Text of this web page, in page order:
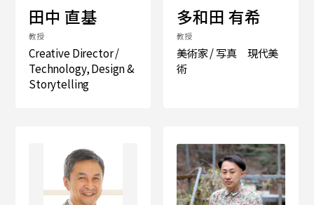
田中 直基
教授
Creative Director /
Technology, Design &
Storytelling
多和田 有希
教授
美術家 / 写真 現代美
術